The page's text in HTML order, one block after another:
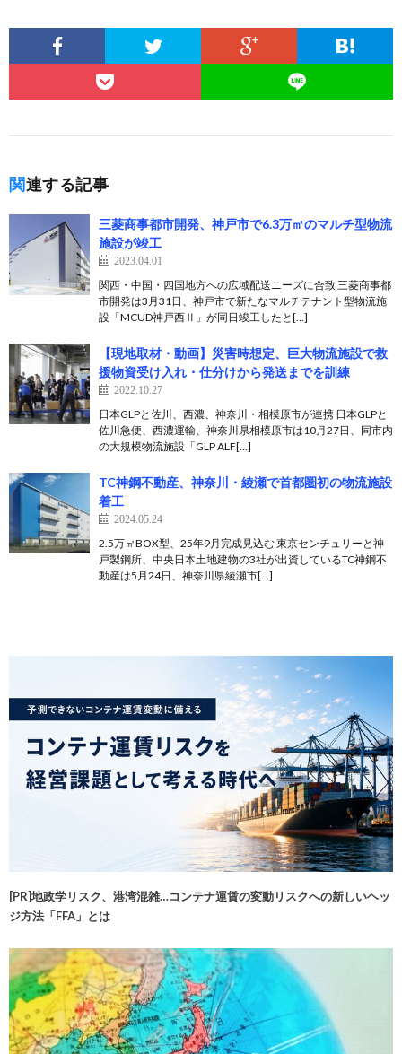
関連する記事
三菱商事都市開発、神戸市で6.3万㎡のマルチ型物流
施設が竣工
2023.04.01
関西・中国・四国地方への広域配送ニーズに合致 三菱商事都
市開発は3月31日、神戸市で新たなマルチテナント型物流施
設「MCUD神戸西Ⅱ」が同日竣工したと[…]
【現地取材・動画】災害時想定、巨大物流施設で救
援物資受け入れ・仕分けから発送までを訓練
2022.10.27
日本GLPと佐川、西濃、神奈川・相模原市が連携 日本GLPと
佐川急便、西濃運輸、神奈川県相模原市は10月27日、同市内
の大規模物流施設「GLP ALF[…]
TC神鋼不動産、神奈川・綾瀬で首都圏初の物流施設
着工
2024.05.24
2.5万㎡BOX型、25年9月完成見込む 東京センチュリーと神
戸製鋼所、中央日本土地建物の3社が出資しているTC神鋼不
動産は5月24日、神奈川県綾瀬市[…]
[PR]地政学リスク、港湾混雑…コンテナ運賃の変動リスクへの新しいヘッ
ジ方法「FFA」とは